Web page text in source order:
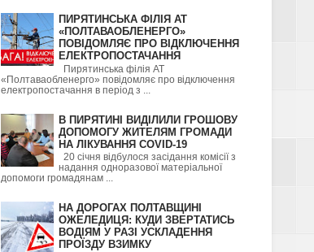
ПИРЯТИНСЬКА ФІЛІЯ АТ
«ПОЛТАВАОБЛЕНЕРГО»
ПОВІДОМЛЯЄ ПРО ВІДКЛЮЧЕННЯ
ЕЛЕКТРОПОСТАЧАННЯ
Пирятинська філія АТ
«Полтаваобленерго» повідомляє про відключення
електропостачання в період з ...
В ПИРЯТИНІ ВИДІЛИЛИ ГРОШОВУ
ДОПОМОГУ ЖИТЕЛЯМ ГРОМАДИ
НА ЛІКУВАННЯ COVID-19
20 січня відбулося засідання комісії з
надання одноразової матеріальної
допомоги громадянам ...
НА ДОРОГАХ ПОЛТАВЩИНІ
ОЖЕЛЕДИЦЯ: КУДИ ЗВЕРТАТИСЬ
ВОДІЯМ У РАЗІ УСКЛАДЕННЯ
ПРОЇЗДУ ВЗИМКУ